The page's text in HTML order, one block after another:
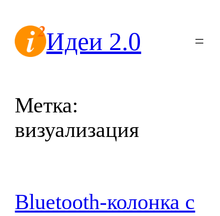
содержимомуИдеи 2.0
Метка:
визуализация
Bluetooth-колонка с